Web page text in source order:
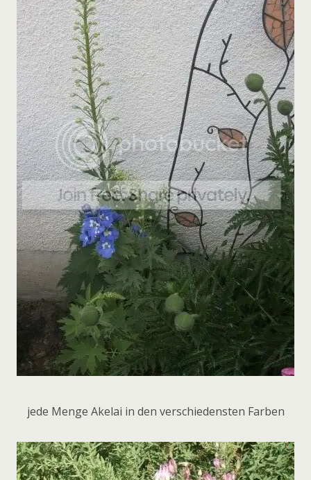
jede Menge Akelai in den verschiedensten Farben